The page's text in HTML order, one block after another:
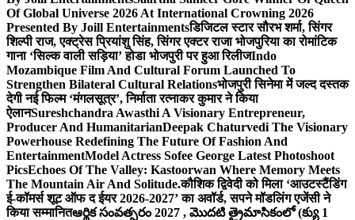
Of Global Universe 2026 At International Crowning 2026
Presented By Joill Entertainmentsडिजिटल स्टार सौरभ शर्मा, सिंगर
शिल्पी राज, एक्ट्रेस प्रियांशु सिंह, सिंगर एक्टर राजा भोजपुरिया का रोमांटिक
गाना ‘सिल्क वाली सड़िया’ होडा भोजपुरी पर हुआ रिलीजIndo
Mozambique Film And Cultural Forum Launched To
Strengthen Bilateral Cultural Relationsभोजपुरी सिनेमा में जल्द दस्तक
देगी नई फिल्म ‘मंगलसूत्र’, निर्माता रत्नाकर कुमार ने किया
ऐलानSureshchandra Awasthi A Visionary Entrepreneur,
Producer And HumanitarianDeepak Chaturvedi The Visionary
Powerhouse Redefining The Future Of Fashion And
EntertainmentModel Actress Sofee George Latest Photoshoot
PicsEchoes Of The Valley: Kastoorwan Where Memory Meets
The Mountain Air And Solitude.कौशिक द्विवेदी को मिला ‘आउटस्टैंडिंग
ई-कॉमर्स शूट ऑफ द ईयर 2026-2027’ का अवॉर्ड, सपने मॉडलिंग एजेंसी ने
किया सम्मानितఆర్థిక సంవత్సరం 2027 , మొదటి త్రైమాసికంలో (క్యు 1